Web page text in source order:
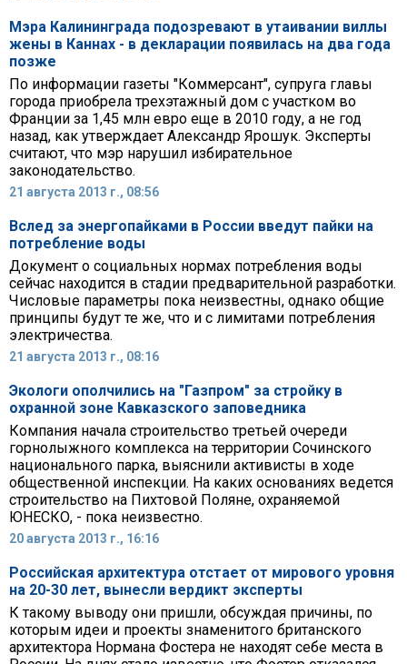
Мэра Калининграда подозревают в утаивании виллы
жены в Каннах - в декларации появилась на два года
позже
По информации газеты "Коммерсант", супруга главы
города приобрела трехэтажный дом с участком во
Франции за 1,45 млн евро еще в 2010 году, а не год
назад, как утверждает Александр Ярошук. Эксперты
считают, что мэр нарушил избирательное
законодательство.
21 августа 2013 г., 08:56
Вслед за энергопайками в России введут пайки на
потребление воды
Документ о социальных нормах потребления воды
сейчас находится в стадии предварительной разработки.
Числовые параметры пока неизвестны, однако общие
принципы будут те же, что и с лимитами потребления
электричества.
21 августа 2013 г., 08:16
Экологи ополчились на "Газпром" за стройку в
охранной зоне Кавказского заповедника
Компания начала строительство третьей очереди
горнолыжного комплекса на территории Сочинского
национального парка, выяснили активисты в ходе
общественной инспекции. На каких основаниях ведется
строительство на Пихтовой Поляне, охраняемой
ЮНЕСКО, - пока неизвестно.
20 августа 2013 г., 16:16
Российская архитектура отстает от мирового уровня
на 20-30 лет, вынесли вердикт эксперты
К такому выводу они пришли, обсуждая причины, по
которым идеи и проекты знаменитого британского
архитектора Нормана Фостера не находят себе места в